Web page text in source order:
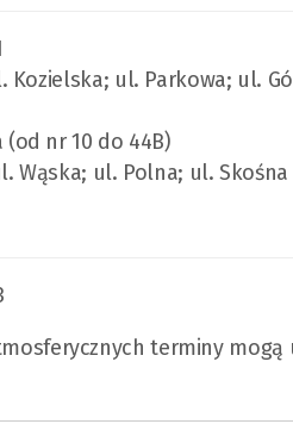
Kozielska; ul. Parkowa; ul.
nr 10 do 44B)
Wąska; ul. Polna; ul. Skośna
terminy mogą